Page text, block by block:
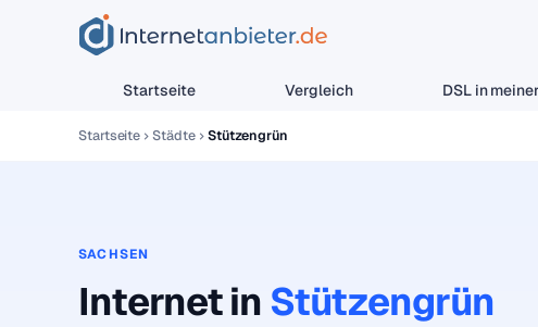
Startseite Vergleich DSL in
Startseite Städte Stützengrün
SACHSEN
Internet in Stützengrün